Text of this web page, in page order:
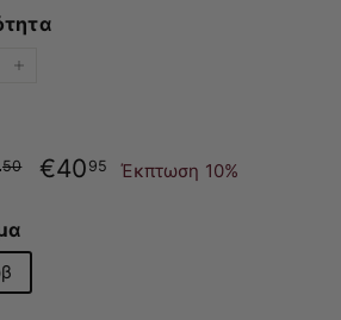
50€45.50
Τιμή
με
€40 95 €40.95
Έκπτωση 10%